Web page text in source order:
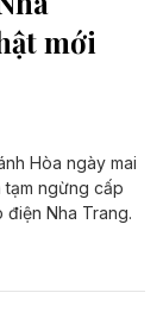
mới
Hòa ngày mai
tạm ngừng cấp
điện Nha Trang.